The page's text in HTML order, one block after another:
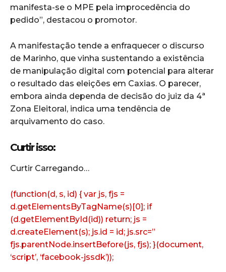
manifesta-se o MPE pela improcedência do
pedido”, destacou o promotor.
A manifestação tende a enfraquecer o discurso
de Marinho, que vinha sustentando a existência
de manipulação digital com potencial para alterar
o resultado das eleições em Caxias. O parecer,
embora ainda dependa de decisão do juiz da 4ª
Zona Eleitoral, indica uma tendência de
arquivamento do caso.
Curtir isso:
Curtir Carregando…
(function(d, s, id) { var js, fjs =
d.getElementsByTagName(s)[0]; if
(d.getElementById(id)) return; js =
d.createElement(s); js.id = id; js.src=”
fjs.parentNode.insertBefore(js, fjs); }(document,
‘script’, ‘facebook-jssdk’));